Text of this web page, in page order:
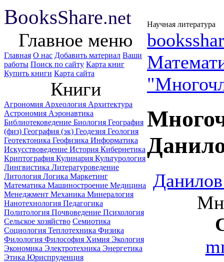
BooksShare.net Научная литература
Главное меню
Главная О нас Добавить материал Ваши
работы Поиск по сайту Карта книг
Купить книги Карта сайта
Книги
Агрономия Археология Архитектура
Астрономия Аэронавтика
Библиотековедение Биология География
(физ) География (эк) Геодезия Геология
Геотектоника Геофизика Информатика
Искусствоведение История Кибернетика
Криптография Кулинария Культурология
Лингвистика Литературоведение
Литология Логика Маркетинг
Математика Машиностроение Медицина
Менеджмент Механика Минералогия
Нанотехнология Педагогика
Политология Почвоведение Психология
Сельское хозяйство Семиотика
Социология Теплотехника Физика
Филология Философия Химия Экология
Экономика Электротехника Энергетика
Этика Юриспруденция